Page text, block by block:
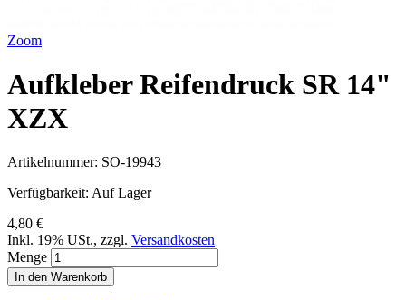
Zoom
Aufkleber Reifendruck SR 14"
XZX
Artikelnummer: SO-19943
Verfügbarkeit: Auf Lager
4,80 €
Inkl. 19% USt., zzgl. Versandkosten
Menge
In den Warenkorb